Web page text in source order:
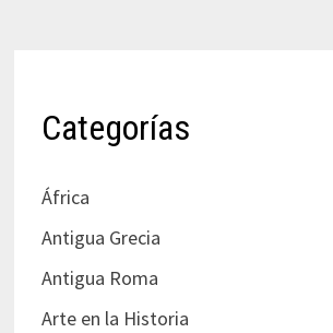
Categorías
África
Antigua Grecia
Antigua Roma
Arte en la Historia